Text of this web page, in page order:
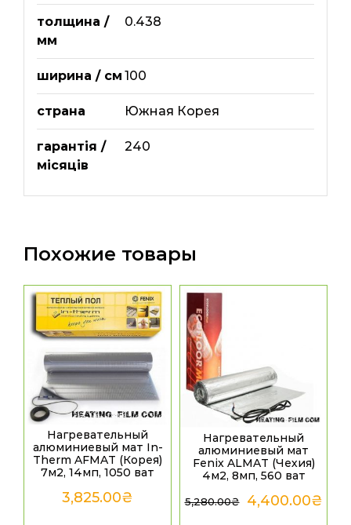
толщина /
мм
0.438
ширина / см 100
страна Южная Корея
гарантія /
місяців
240
Похожие товары
Нагревательный
алюминиевый мат In-
Therm AFMAT (Корея)
7м2, 14мп, 1050 ват
3,825.00₴
Нагревательный
алюминиевый мат
Fenix ALMAT (Чехия)
4м2, 8мп, 560 ват
5,280.00₴ 4,400.00₴